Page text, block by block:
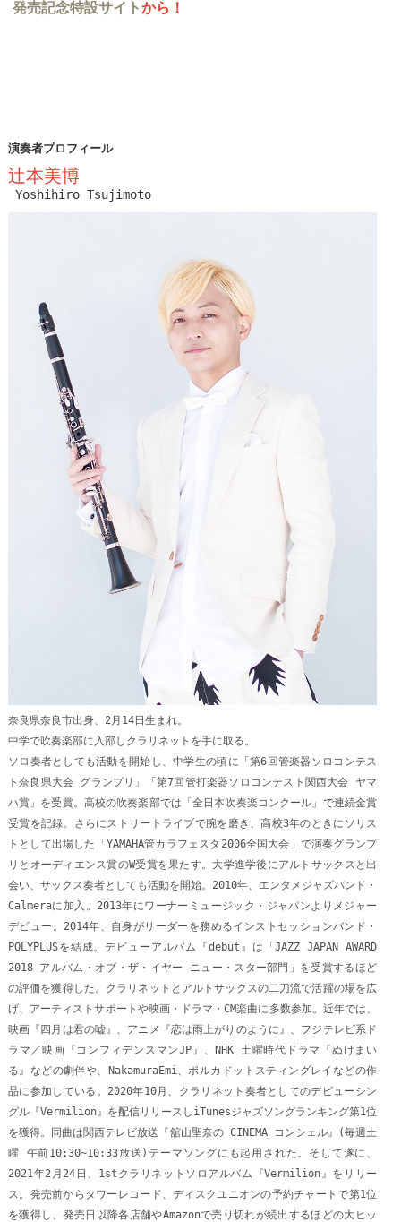
発売記念特設サイトから！
演奏者プロフィール
辻本美博
Yoshihiro Tsujimoto
奈良県奈良市出身、2月14日生まれ。
中学で吹奏楽部に入部しクラリネットを手に取る。
ソロ奏者としても活動を開始し、中学生の頃に「第6回管楽器ソロコンテス
ト奈良県大会 グランプリ」「第7回管打楽器ソロコンテスト関西大会 ヤマ
ハ賞」を受賞。高校の吹奏楽部では「全日本吹奏楽コンクール」で連続金賞
受賞を記録。さらにストリートライブで腕を磨き、高校3年のときにソリス
トとして出場した「YAMAHA管カラフェスタ2006全国大会」で演奏グランプ
リとオーディエンス賞のW受賞を果たす。大学進学後にアルトサックスと出
会い、サックス奏者としても活動を開始。2010年、エンタメジャズバンド・
Calmeraに加入。2013年にワーナーミュージック・ジャパンよりメジャー
デビュー。2014年、自身がリーダーを務めるインストセッションバンド・
POLYPLUSを結成。デビューアルバム『debut』は「JAZZ JAPAN AWARD
2018 アルバム・オブ・ザ・イヤー ニュー・スター部門」を受賞するほど
の評価を獲得した。クラリネットとアルトサックスの二刀流で活躍の場を広
げ、アーティストサポートや映画・ドラマ・CM楽曲に多数参加。近年では、
映画『四月は君の嘘』、アニメ『恋は雨上がりのように』、フジテレビ系ド
ラマ／映画『コンフィデンスマンJP』、NHK 土曜時代ドラマ『ぬけまい
る』などの劇伴や、NakamuraEmi、ポルカドットスティングレイなどの作
品に参加している。2020年10月、クラリネット奏者としてのデビューシン
グル『Vermilion』を配信リリースしiTunesジャズソングランキング第1位
を獲得。同曲は関西テレビ放送『舘山聖奈の CINEMA コンシェル』(毎週土
曜 午前10:30~10:33放送)テーマソングにも起用された。そして遂に、
2021年2月24日、1stクラリネットソロアルバム『Vermilion』をリリー
ス。発売前からタワーレコード、ディスクユニオンの予約チャートで第1位
を獲得し、発売日以降各店舗やAmazonで売り切れが続出するほどの大ヒッ